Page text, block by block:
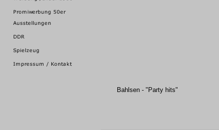
Bahlsen - "Party hits"